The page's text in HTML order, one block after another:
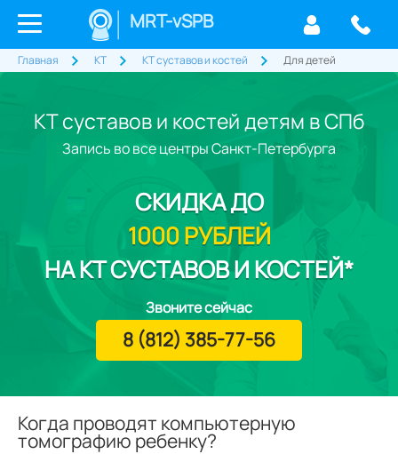
MRT-vSPB
Главная КТ КТ суставов и костей Для детей
КТ суставов и костей детям в СПб
Когда проводят компьютерную
томографию ребенку?
Запись во все центры Санкт-Петербурга
СКИДКАДО
1000 РУБЛЕЙ
НА КТ СУСТАВОВ И КОСТЕЙ*
Звоните сейчас
8 (812) 385-77-56